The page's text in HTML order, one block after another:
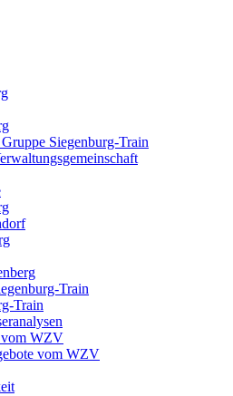
Siegenburg-Train
Train
Train
WZV
vom WZV